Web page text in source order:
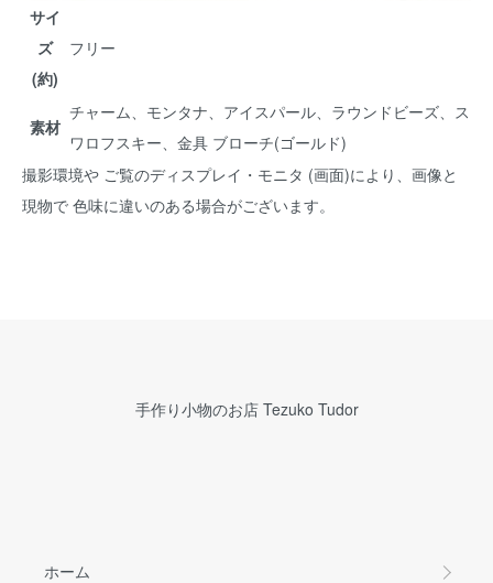
サイ
ズ
(約)
フリー
素材
チャーム、モンタナ、アイスパール、ラウンドビーズ、ス
ワロフスキー、金具 ブローチ(ゴールド)
撮影環境や ご覧のディスプレイ・モニタ (画面)により、画像と
現物で 色味に違いのある場合がございます。
手作り小物のお店 Tezuko Tudor
ホーム